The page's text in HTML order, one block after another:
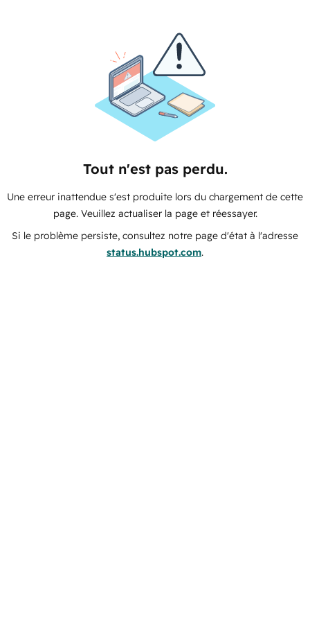
Tout n'est pas perdu.
Une erreur inattendue s'est produite lors du chargement de cette
page. Veuillez actualiser la page et réessayer.
Si le problème persiste, consultez notre page d'état à l'adresse
status.hubspot.com.